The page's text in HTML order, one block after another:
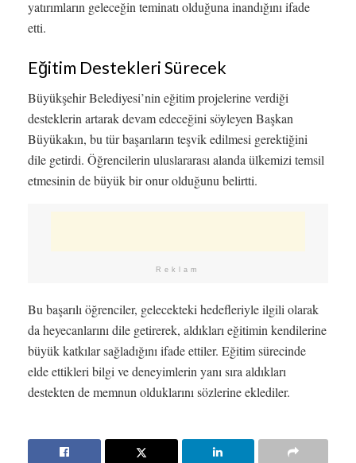
yatırımların geleceğin teminatı olduğuna inandığını ifade
etti.
Eğitim Destekleri Sürecek
Büyükşehir Belediyesi’nin eğitim projelerine verdiği
desteklerin artarak devam edeceğini söyleyen Başkan
Büyükakın, bu tür başarıların teşvik edilmesi gerektiğini
dile getirdi. Öğrencilerin uluslararası alanda ülkemizi temsil
etmesinin de büyük bir onur olduğunu belirtti.
Reklam
Bu başarılı öğrenciler, gelecekteki hedefleriyle ilgili olarak
da heyecanlarını dile getirerek, aldıkları eğitimin kendilerine
büyük katkılar sağladığını ifade ettiler. Eğitim sürecinde
elde ettikleri bilgi ve deneyimlerin yanı sıra aldıkları
destekten de memnun olduklarını sözlerine eklediler.